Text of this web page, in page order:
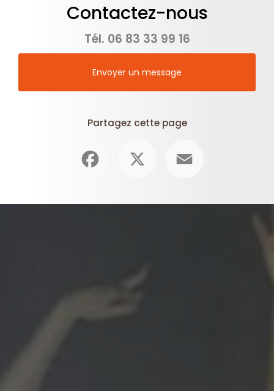
Contactez-nous
Tél. 06 83 33 99 16
Envoyer un message
Partagez cette page